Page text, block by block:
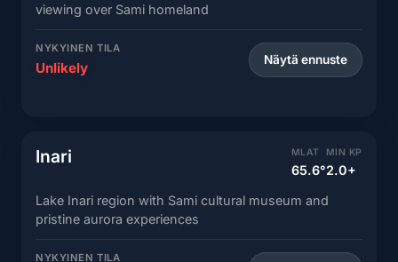
viewing over Sami homeland
NYKYINEN TILA
Unlikely Näytä ennuste
Inari MLAT
65.6°
MIN KP
2.0+
Lake Inari region with Sami cultural museum and
pristine aurora experiences
NYKYINEN TILA